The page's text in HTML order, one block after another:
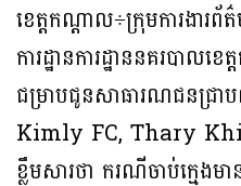
ខេត្តកណ្ដាល÷ក្រុមការងារ
ការដ្ឋានការដ្ឋាននគរបា
ជម្រាបជូនសាធារណជនជ្រា
Kimly FC, Thary Khim
ខ្លឹមសារថា ករណីចាប់ក្មេ